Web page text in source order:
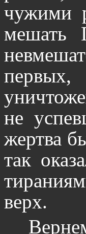
чужими
мешать
первых,
не
жертва
так
верх.